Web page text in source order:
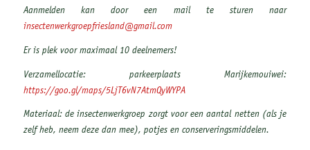
Aanmelden kan door een mail te sturen naar
insectenwerkgroepfriesland@gmail.com
Er is plek voor maximaal 10 deelnemers!
Verzamellocatie: parkeerplaats Marijkemouiwei:
https://goo.gl/maps/5LjT6vN7AtmQyWYPA
Materiaal: de insectenwerkgroep zorgt voor een aantal netten (als je
zelf heb, neem deze dan mee), potjes en conserveringsmiddelen.